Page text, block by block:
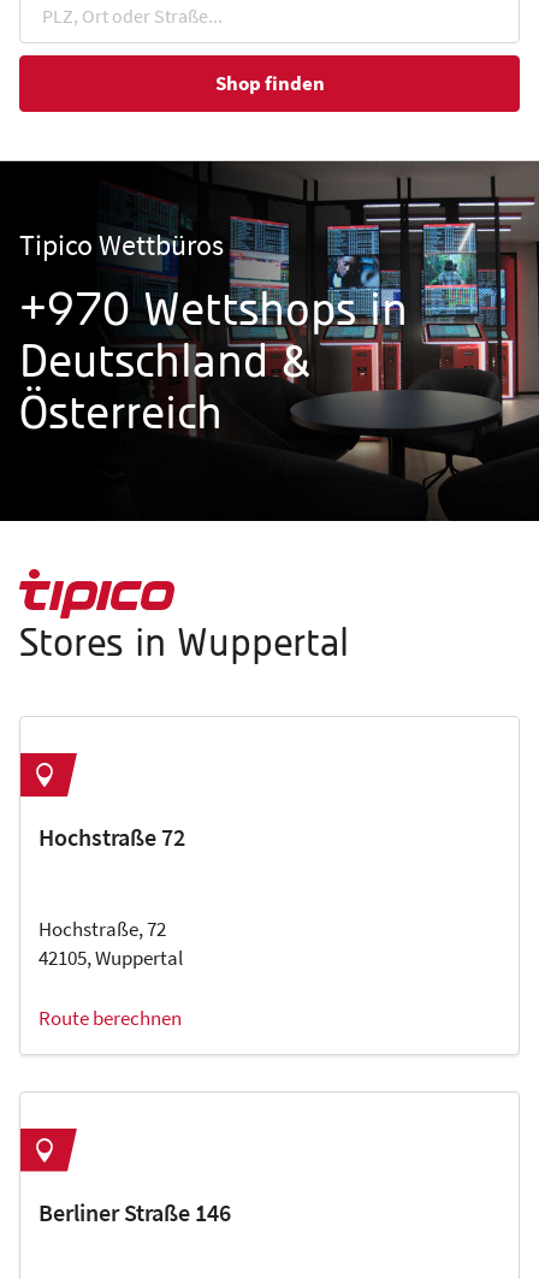
Shop finden
Tipico Wettbüros
+970 Wettshops in
Deutschland &
Österreich
Stores in Wuppertal
Hochstraße 72
Hochstraße, 72
42105, Wuppertal
Route berechnen
Berliner Straße 146